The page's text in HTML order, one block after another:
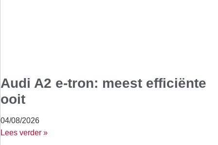
Audi A2 e-tron: meest efficiënte
ooit
04/08/2026
Lees verder »